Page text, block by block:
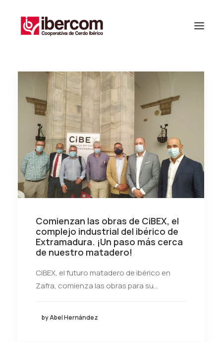
Comienzan las obras de CiBEX, el
complejo industrial del ibérico de
Extramadura. ¡Un paso más cerca
de nuestro matadero!
CiBEX, el futuro matadero de ibérico en
Zafra, comienza las obras para su…
by Abel Hernández